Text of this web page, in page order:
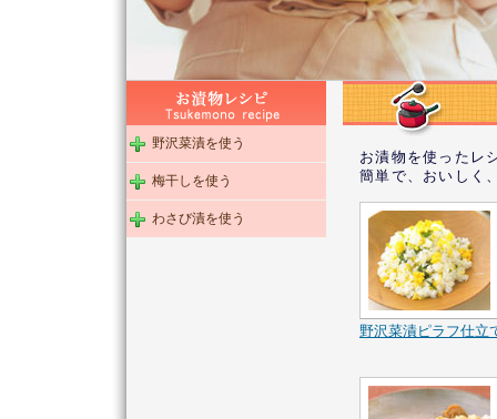
野沢菜漬を使う
梅干しを使う
わさび漬を使う
お漬物を使ったレ
簡単で、おいしく
野沢菜漬ピラフ仕立